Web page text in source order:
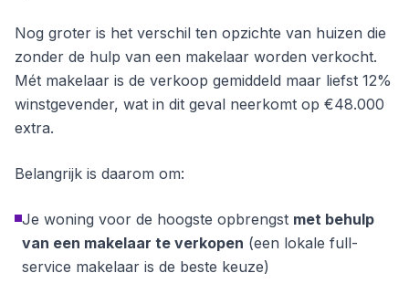
Nog groter is het verschil ten opzichte van huizen die
zonder de hulp van een makelaar worden verkocht.
Mét makelaar is de verkoop gemiddeld maar liefst 12%
winstgevender, wat in dit geval neerkomt op €48.000
extra.
Belangrijk is daarom om:
Je woning voor de hoogste opbrengst met behulp
van een makelaar te verkopen (een lokale full-
service makelaar is de beste keuze)